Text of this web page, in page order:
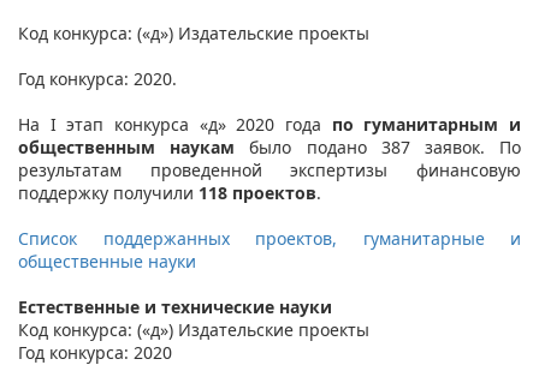
Код конкурса: («д») Издательские проекты
Год конкурса: 2020.
На I этап конкурса «д» 2020 года по гуманитарным и
общественным наукам было подано 387 заявок. По
результатам проведенной экспертизы финансовую
поддержку получили 118 проектов.
Список поддержанных проектов, гуманитарные и
общественные науки
Естественные и технические науки
Код конкурса: («д») Издательские проекты
Год конкурса: 2020